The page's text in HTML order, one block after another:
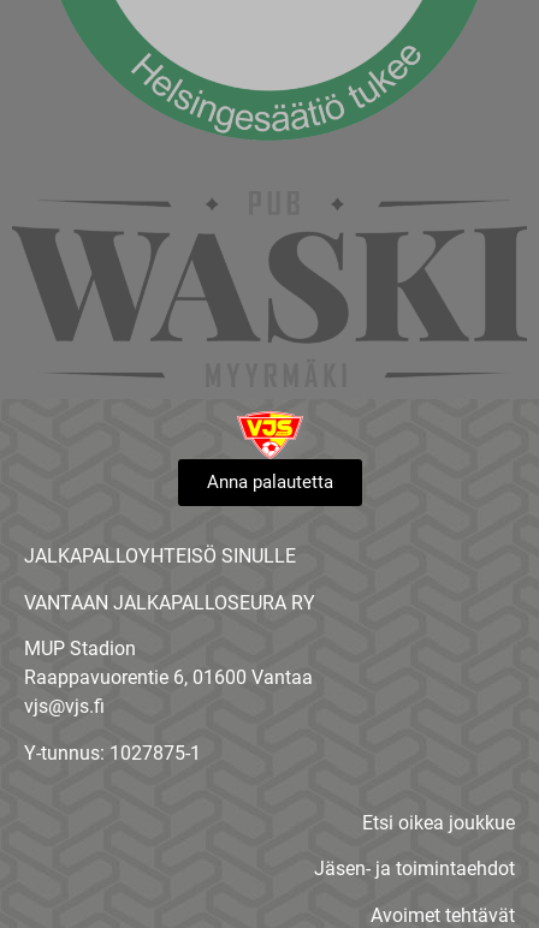
Anna palautetta
JALKAPALLOYHTEISÖ SINULLE
VANTAAN JALKAPALLOSEURA RY
MUP Stadion
Raappavuorentie 6, 01600 Vantaa
vjs@vjs.fi
Y-tunnus: 1027875-1
Etsi oikea joukkue
Jäsen- ja toimintaehdot
Avoimet tehtävät